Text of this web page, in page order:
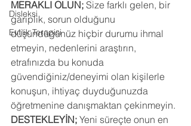
Disleksi
Evlilik Terapisi
MERAKLI OLUN; Size farklı gelen, bir
gariplik, sorun olduğunu
düşündüğünüz hiçbir durumu ihmal
etmeyin, nedenlerini araştırın,
etrafınızda bu konuda
güvendiğiniz/deneyimi olan kişilerle
konuşun, ihtiyaç duyduğunuzda
öğretmenine danışmaktan çekinmeyin.
DESTEKLEYİN; Yeni süreçte onun en